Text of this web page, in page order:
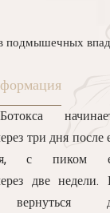
подмышечных
три дня после
с пиком
две недели.